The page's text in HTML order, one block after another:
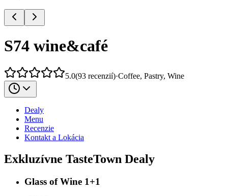
S74 wine&café
5.0(93 recenzií)·Coffee, Pastry, Wine
Dealy
Menu
Recenzie
Kontakt a Lokácia
Exkluzívne TasteTown Dealy
Glass of Wine 1+1